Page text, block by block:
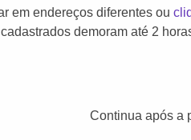
em endereços diferentes ou
demoram até 2
Continua após a